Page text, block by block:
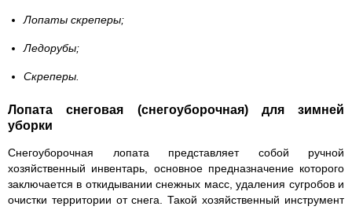
Лопаты скреперы;
Ледорубы;
Скреперы.
Лопата снеговая (снегоуборочная) для зимней
уборки
Снегоуборочная лопата представляет собой ручной
хозяйственный инвентарь, основное предназначение которого
заключается в откидывании снежных масс, удаления сугробов и
очистки территории от снега. Такой хозяйственный инструмент